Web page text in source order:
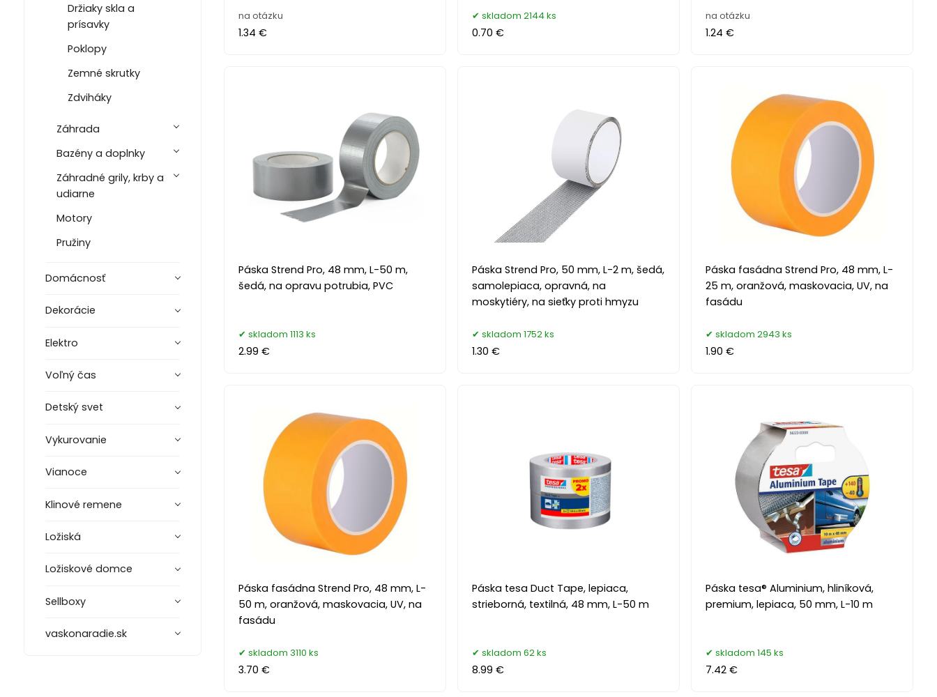
Držiaky skla a
prísavky
Poklopy
Zemné skrutky
Zdviháky
Záhrada
Bazény a doplnky
Záhradné grily, krby a
udiarne
Motory
Pružiny
Domácnosť
Dekorácie
Elektro
Voľný čas
Detský svet
Vykurovanie
Vianoce
Klinové remene
Ložiská
Ložiskové domce
Sellboxy
vaskonaradie.sk
na otázku
1.34 €
skladom 2144 ks
0.70 €
na otázku
1.24 €
Páska Strend Pro, 48 mm, L-50 m,
šedá, na opravu potrubia, PVC
skladom 1113 ks
2.99 €
Páska Strend Pro, 50 mm, L-2 m, šedá,
samolepiaca, opravná, na
moskytiéry, na sieťky proti hmyzu
skladom 1752 ks
1.30 €
Páska fasádna Strend Pro, 48 mm, L-
25 m, oranžová, maskovacia, UV, na
fasádu
skladom 2943 ks
1.90 €
Páska fasádna Strend Pro, 48 mm, L-
50 m, oranžová, maskovacia, UV, na
fasádu
skladom 3110 ks
3.70 €
Páska tesa Duct Tape, lepiaca,
strieborná, textilná, 48 mm, L-50 m
skladom 62 ks
8.99 €
Páska tesa® Aluminium, hliníková,
premium, lepiaca, 50 mm, L-10 m
skladom 145 ks
7.42 €